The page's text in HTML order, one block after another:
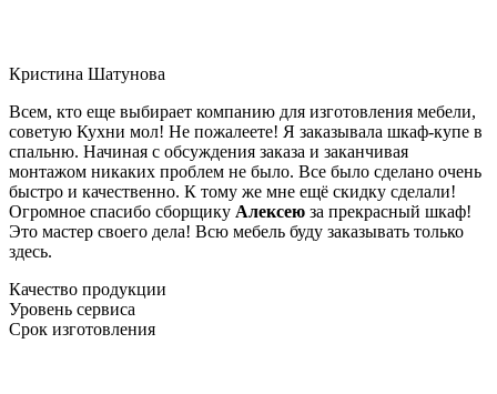
Кристина Шатунова
Всем, кто еще выбирает компанию для изготовления мебели,
советую Кухни мол! Не пожалеете! Я заказывала шкаф-купе в
спальню. Начиная с обсуждения заказа и заканчивая
монтажом никаких проблем не было. Все было сделано очень
быстро и качественно. К тому же мне ещё скидку сделали!
Огромное спасибо сборщику Алексею за прекрасный шкаф!
Это мастер своего дела! Всю мебель буду заказывать только
здесь.
Качество продукции
Уровень сервиса
Срок изготовления